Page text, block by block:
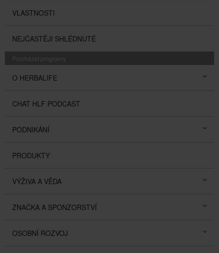
VLASTNOSTI
NEJČASTĚJI SHLÉDNUTÉ
Procházet programy
O HERBALIFE
CHAT HLF PODCAST
PODNIKÁNÍ
PRODUKTY
VÝŽIVA A VĚDA
ZNAČKA A SPONZORSTVÍ
OSOBNÍ ROZVOJ